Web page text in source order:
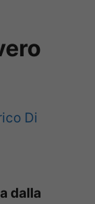
Di
dalla